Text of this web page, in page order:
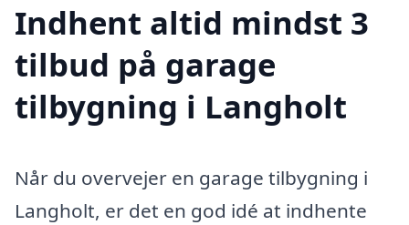
Indhent altid mindst 3
tilbud på garage
tilbygning i Langholt
Når du overvejer en garage tilbygning i
Langholt, er det en god idé at indhente